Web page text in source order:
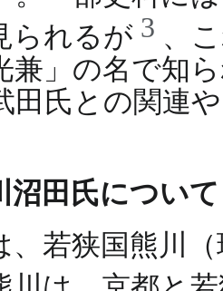
られるが 3 、
兼」の名で知
田氏との関連
沼田氏について
、若狭国熊川